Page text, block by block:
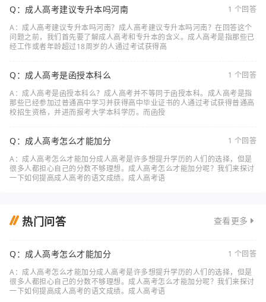
Q：成人高考建议专升本吗河南
1 个回答
A：成人高考建议专升本吗河南？成人高考建议专升本吗河南？在回答这个
问题之前，我们首先要了解成人高考和专升本的含义。成人高考是指那些已
经工作或者年龄超过18周岁的人通过考试获得高
Q：成人高考是函授本科么
1 个回答
A：成人高考是函授本科么？成人高考并不等同于函授本科。成人高考是指
那些已经参加过普通高中学习并获得高中毕业证书的人通过考试获得普通高
校招生资格，并进而报考大学本科学历。而函授
Q：成人高考怎么才能加分
1 个回答
A：成人高考怎么才能加分成人高考是许多想提升学历的人们的选择，但是
很多人都担心自己的分数不够理想。成人高考怎么才能加分呢？我们来探讨
一下如何提高成人高考的语文成绩。成人高考语
热门问答 查看更多
Q：成人高考怎么才能加分
1 个回答
A：成人高考怎么才能加分成人高考是许多想提升学历的人们的选择，但是
很多人都担心自己的分数不够理想。成人高考怎么才能加分呢？我们来探讨
一下如何提高成人高考的语文成绩。成人高考语